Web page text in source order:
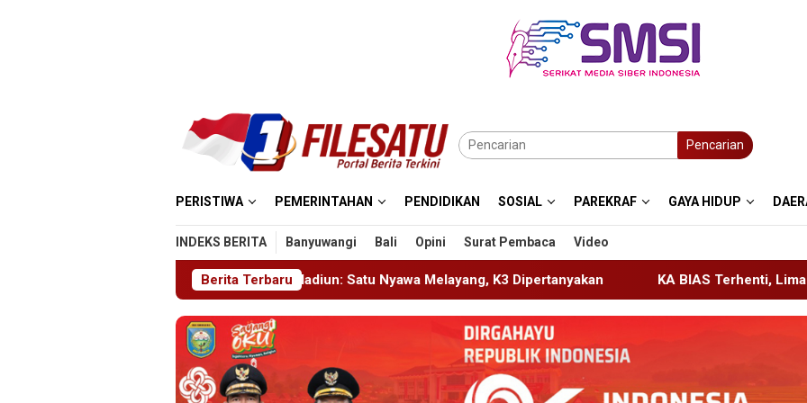
Pencarian
PERISTIWA PEMERINTAHAN PENDIDIKAN SOSIAL PAREKRAF GAYA HIDUP
INDEKS BERITA Banyuwangi Bali Opini Surat Pembaca Video
Berita Terbaru
Masjid MIN 5 Madiun: Satu Nyawa Melayang, K3 Dipertanyakan KA BIAS Terhenti, Lima KA Ikut Terdampak, KAI